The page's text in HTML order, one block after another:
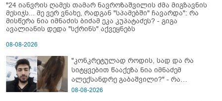
"24 იანვრის ღამეს თამარ ნავროზაშვილის ძმა მიგზავნის
მესიჯს... მე ვერ ვნახე, რადგან "სპამებში" ჩავარდა": რა
მისწერა ნია იმნაძის ბიძამ ეკა კუპატაძეს? - გიგა
ავალიანის დედა "სქრინს" აქვეყნებს
08-08-2026
"კონკრეტულად როდის, სად და რა
სიტყვებით წააქეზა ნია იმნაძემ
ალექსანდრე გაბაშვილი?" - რა
მიმართვას ავრცელებს ნია იმნაძის
08-08-2026